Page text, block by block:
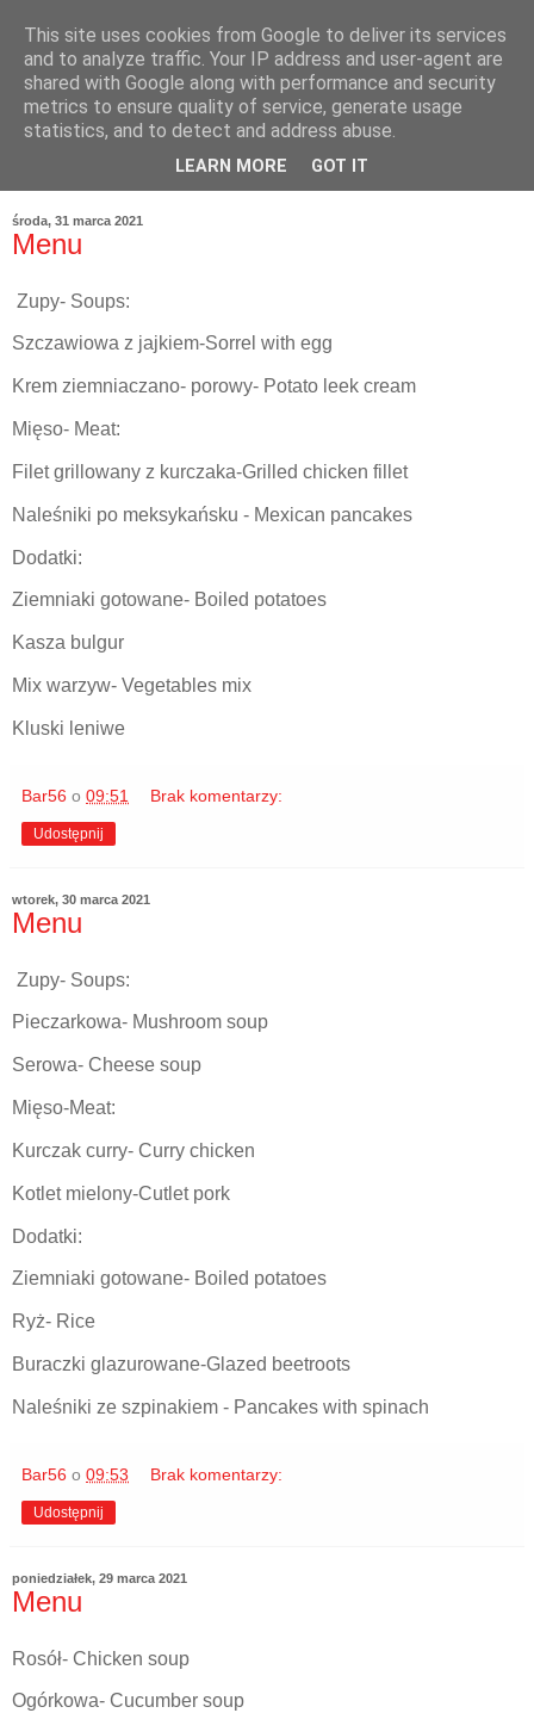
środa, 31 marca 2021
Menu
Zupy- Soups:
Szczawiowa z jajkiem-Sorrel with egg
Krem ziemniaczano- porowy- Potato leek cream
Mięso- Meat:
Filet grillowany z kurczaka-Grilled chicken fillet
Naleśniki po meksykańsku - Mexican pancakes
Dodatki:
Ziemniaki gotowane- Boiled potatoes
Kasza bulgur
Mix warzyw- Vegetables mix
Kluski leniwe
Bar56 o 09:51 Brak komentarzy:
Udostępnij
wtorek, 30 marca 2021
Menu
Zupy- Soups:
Pieczarkowa- Mushroom soup
Serowa- Cheese soup
Mięso-Meat:
Kurczak curry- Curry chicken
Kotlet mielony-Cutlet pork
Dodatki:
Ziemniaki gotowane- Boiled potatoes
Ryż- Rice
Buraczki glazurowane-Glazed beetroots
Naleśniki ze szpinakiem - Pancakes with spinach
Bar56 o 09:53 Brak komentarzy:
Udostępnij
poniedziałek, 29 marca 2021
Menu
Rosół- Chicken soup
Ogórkowa- Cucumber soup
This site uses cookies from Google to deliver its services
and to analyze traffic. Your IP address and user-agent are
shared with Google along with performance and security
metrics to ensure quality of service, generate usage
statistics, and to detect and address abuse.
LEARN MORE GOT IT